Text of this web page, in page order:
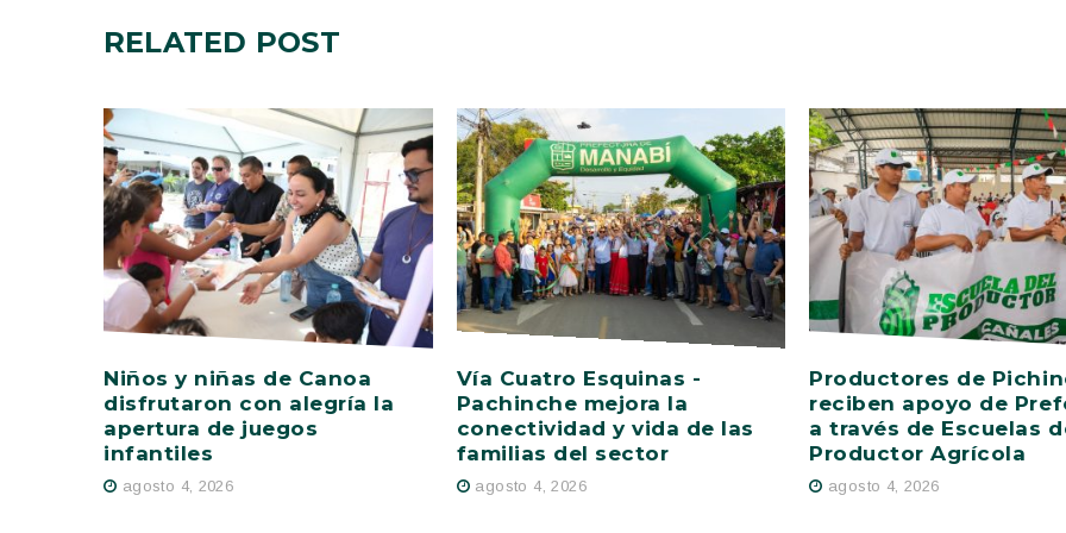
RELATED POST
Niños y niñas de Canoa
disfrutaron con alegría la
apertura de juegos
infantiles
agosto 4, 2026
Vía Cuatro Esquinas -
Pachinche mejora la
conectividad y vida de las
familias del sector
agosto 4, 2026
Productores de
reciben apoyo de
a través de Escuelas
Productor Agrícola
agosto 4, 2026